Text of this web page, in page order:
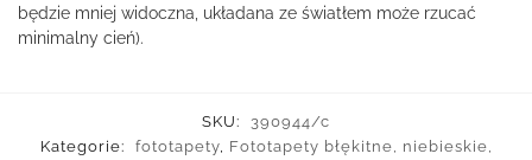
będzie mniej widoczna, układana ze światłem może rzucać
minimalny cień).
SKU:
390944/c
Kategorie:
fototapety, Fototapety błękitne, niebieskie,